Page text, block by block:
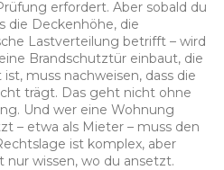
erfordert. Aber sobald du
die Deckenhöhe, die
Lastverteilung betrifft – wird
Brandschutztür einbaut, die
muss nachweisen, dass die
trägt. Das geht nicht ohne
Und wer eine Wohnung
– etwa als Mieter – muss den
ist komplex, aber
wissen, wo du ansetzt.